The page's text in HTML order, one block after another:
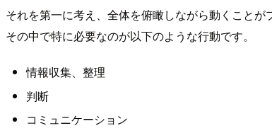
それを第一に考え、全体を俯瞰しながら動くことが
その中で特に必要なのが以下のような行動です。
情報収集、整理
判断
コミュニケーション